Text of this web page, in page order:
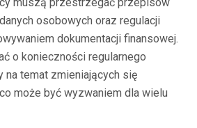
osobowych oraz regulacji
dokumentacji finansowej.
o konieczności regularnego
na temat zmieniających się
może być wyzwaniem dla wielu